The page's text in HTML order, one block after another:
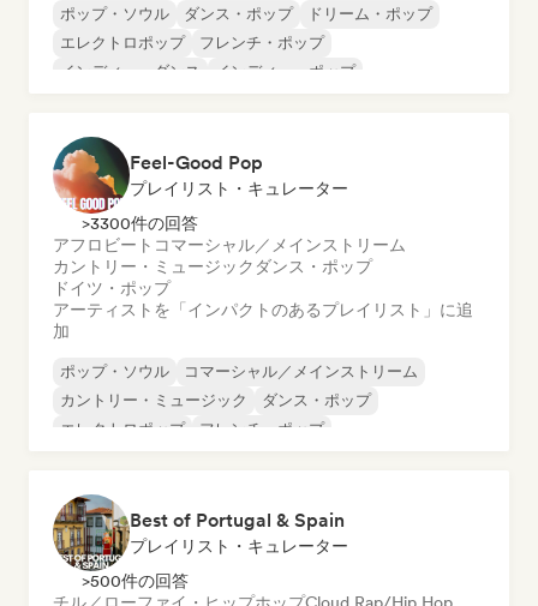
ポップ・ソウル ダンス・ポップ
ドリーム・ポップ
エレクトロポップ
フレンチ・ポップ
インディー・ダンス
インディー・ポップ
Feel-Good Pop
プレイリスト・キュレーター
>3300件の回答
アフロビート コマーシャル／メインストリーム
カントリー・ミュージック ダンス・ポップ
ドイツ・ポップ
アーティストを「インパクトのあるプレイリスト」に追
加
ポップ・ソウル
コマーシャル／メインストリーム
カントリー・ミュージック
ダンス・ポップ
エレクトロポップ
フレンチ・ポップ
Best of Portugal & Spain
プレイリスト・キュレーター
>500件の回答